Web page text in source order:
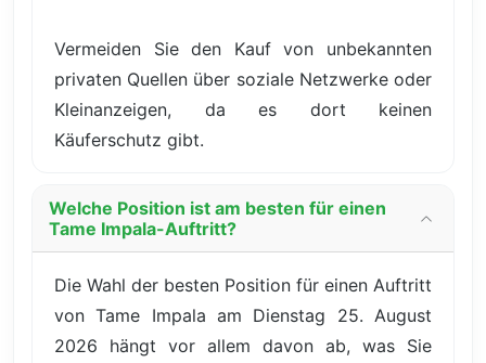
Vermeiden Sie den Kauf von unbekannten
privaten Quellen über soziale Netzwerke oder
Kleinanzeigen, da es dort keinen
Käuferschutz gibt.
Welche Position ist am besten für einen
Tame Impala-Auftritt?
Die Wahl der besten Position für einen Auftritt
von Tame Impala am Dienstag 25. August
2026 hängt vor allem davon ab, was Sie